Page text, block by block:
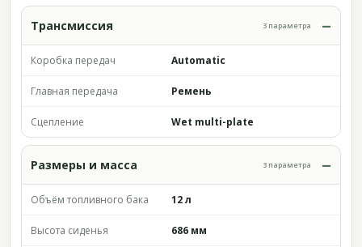
Трансмиссия 3 параметра
Коробка передач Automatic
Главная передача Ремень
Сцепление Wet multi-plate
Размеры и масса 3 параметра
Объём топливного бака 12 л
Высота сиденья 686 мм